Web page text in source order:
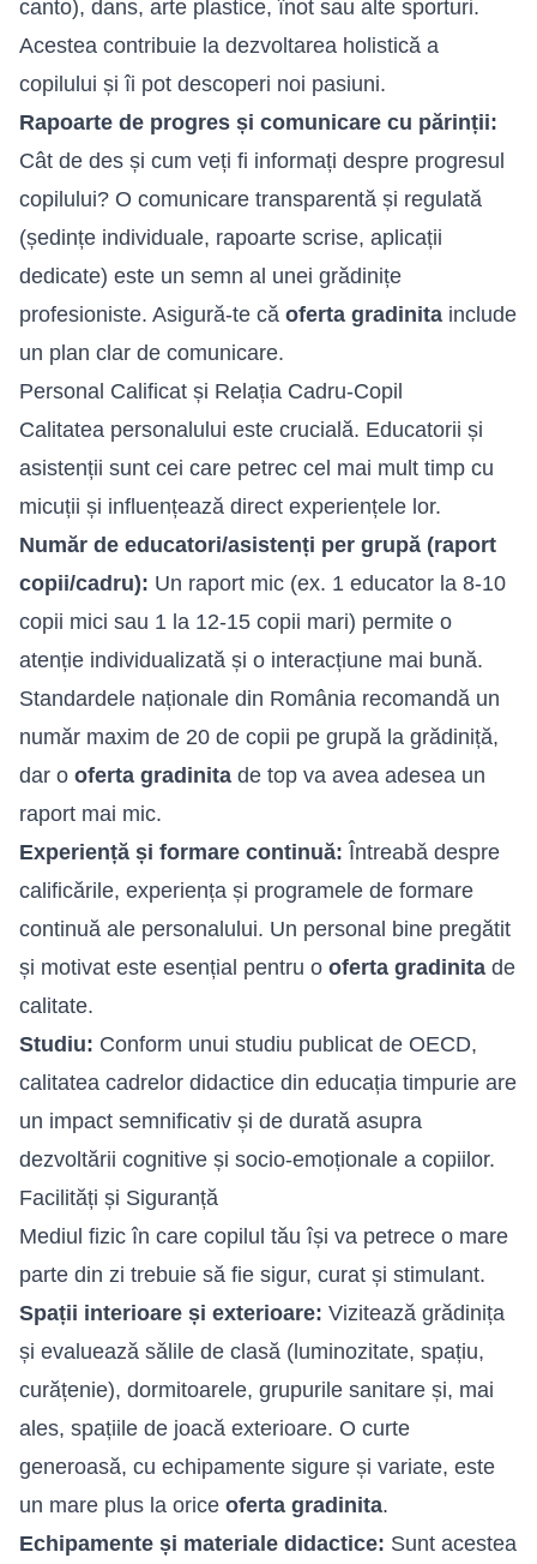
canto), dans, arte plastice, înot sau alte sporturi.
Acestea contribuie la dezvoltarea holistică a
copilului și îi pot descoperi noi pasiuni.
Rapoarte de progres și comunicare cu părinții:
Cât de des și cum veți fi informați despre progresul
copilului? O comunicare transparentă și regulată
(ședințe individuale, rapoarte scrise, aplicații
dedicate) este un semn al unei grădinițe
profesioniste. Asigură-te că oferta gradinita include
un plan clar de comunicare.
Personal Calificat și Relația Cadru-Copil
Calitatea personalului este crucială. Educatorii și
asistenții sunt cei care petrec cel mai mult timp cu
micuții și influențează direct experiențele lor.
Număr de educatori/asistenți per grupă (raport
copii/cadru): Un raport mic (ex. 1 educator la 8-10
copii mici sau 1 la 12-15 copii mari) permite o
atenție individualizată și o interacțiune mai bună.
Standardele naționale din România recomandă un
număr maxim de 20 de copii pe grupă la grădiniță,
dar o oferta gradinita de top va avea adesea un
raport mai mic.
Experiență și formare continuă: Întreabă despre
calificările, experiența și programele de formare
continuă ale personalului. Un personal bine pregătit
și motivat este esențial pentru o oferta gradinita de
calitate.
Studiu: Conform unui studiu publicat de OECD,
calitatea cadrelor didactice din educația timpurie are
un impact semnificativ și de durată asupra
dezvoltării cognitive și socio-emoționale a copiilor.
Facilități și Siguranță
Mediul fizic în care copilul tău își va petrece o mare
parte din zi trebuie să fie sigur, curat și stimulant.
Spații interioare și exterioare: Vizitează grădinița
și evaluează sălile de clasă (luminozitate, spațiu,
curățenie), dormitoarele, grupurile sanitare și, mai
ales, spațiile de joacă exterioare. O curte
generoasă, cu echipamente sigure și variate, este
un mare plus la orice oferta gradinita.
Echipamente și materiale didactice: Sunt acestea